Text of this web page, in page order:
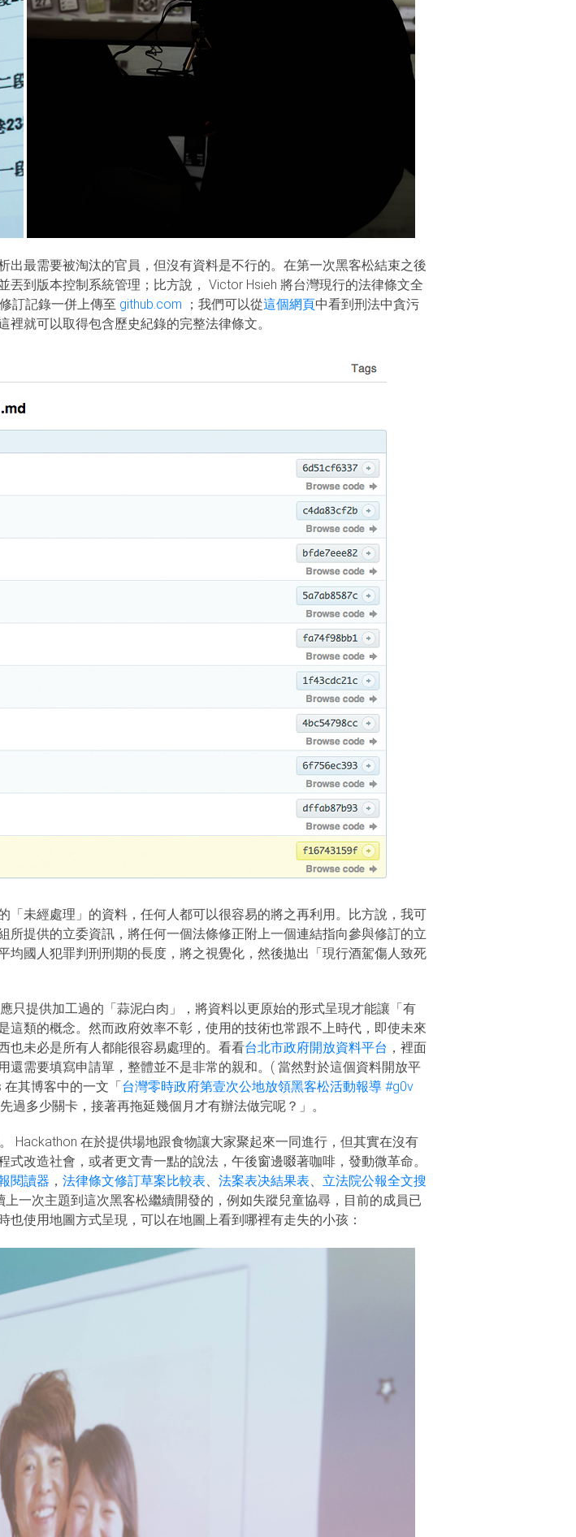
最需要被淘汰的官員，但沒有資料是不行的。在第一次黑客松結束之後
到版本控制系統管理；比方說， Victor Hsieh 將台灣現行的法律條文全
訂記錄一併上傳至 github.com ；我們可以從這個網頁中看到刑法中貪污
就可以取得包含歷史紀錄的完整法律條文。
未經處理」的資料，任何人都可以很容易的將之再利用。比方說，我可
提供的立委資訊，將任何一個法條修正附上一個連結指向參與修訂的立
國人犯罪判刑刑期的長度，將之視覺化，然後拋出「現行酒駕傷人致死
只提供加工過的「蒜泥白肉」，將資料以更原始的形式呈現才能讓「有
類的概念。然而政府效率不彰，使用的技術也常跟不上時代，即使未來
也未必是所有人都能很容易處理的。看看台北市政府開放資料平台 ，裡面
需要填寫申請單，整體並不是非常的親和。( 當然對於這個資料開放平
在其博客中的一文「台灣零時政府第壹次公地放領黑客松活動報導 #g0v
過多少關卡，接著再拖延幾個月才有辦法做完呢？」。
Hackathon 在於提供場地跟食物讓大家聚起來一同進行，但其實在沒有
改造社會，或者更文青一點的說法，午後窗邊啜著咖啡，發動微革命。
閱讀器 ， 法律條文修訂草案比較表、 法案表决結果表、 立法院公報全文搜
一次主題到這次黑客松繼續開發的，例如失蹤兒童協尋，目前的成員已
使用地圖方式呈現，可以在地圖上看到哪裡有走失的小孩：